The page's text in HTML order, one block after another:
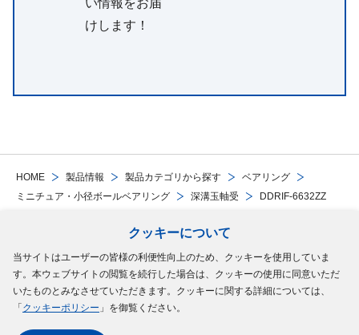
クッキーについて
当サイトはユーザーの皆様の利便性向上のため、クッキーを使用していま
す。本ウェブサイトの閲覧を続行した場合は、クッキーの使用に同意いただ
いたものとみなさせていただきます。クッキーに関する詳細については、
「 クッキーポリシー 」を御覧ください。
HOME 製品情報 製品カテゴリから探す
ベアリング
ミニチュア・小径ボールベアリング
深溝玉軸受 DDRIF-6632ZZ
けします！
サイトマップご利用規約個人情報の保護についてクッキーポリシー
ソーシャルメディアポリシー